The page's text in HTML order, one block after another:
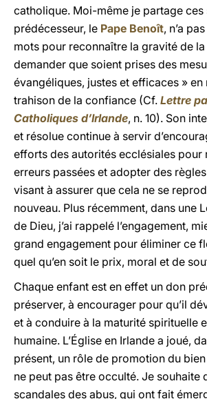
catholique. Moi-même je partage ces
prédécesseur, le Pape Benoît, n’a
mots pour reconnaître la gravité de
demander que soient prises des
évangéliques, justes et efficaces »
trahison de la confiance (Cf. Lettre
Catholiques d’Irlande, n. 10). Son
et résolue continue à servir
efforts des autorités ecclésiales pour
erreurs passées et adopter des
visant à assurer que cela ne se
nouveau. Plus récemment, dans une
de Dieu, j’ai rappelé l’engagement,
grand engagement pour éliminer ce
quel qu’en soit le prix, moral et de
Chaque enfant est en effet un don
préserver, à encourager pour qu’il
et à conduire à la maturité spirituelle
humaine. L’Église en Irlande a joué,
présent, un rôle de promotion du
ne peut pas être occulté. Je souhaite
scandales des abus, qui ont fait